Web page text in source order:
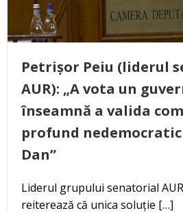
Petrișor Peiu (liderul
AUR): „A vota un
înseamnă a valida
profund
Dan”
Liderul grupului senatorial
reiterează că unica soluție […]